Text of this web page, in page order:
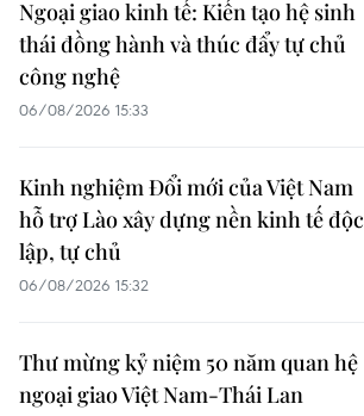
Ngoại giao kinh tế: Kiến tạo hệ sinh
thái đồng hành và thúc đẩy tự chủ
công nghệ
06/08/2026 15:33
Kinh nghiệm Đổi mới của Việt Nam
hỗ trợ Lào xây dựng nền kinh tế độc
lập, tự chủ
06/08/2026 15:32
Thư mừng kỷ niệm 50 năm quan hệ
ngoại giao Việt Nam-Thái Lan